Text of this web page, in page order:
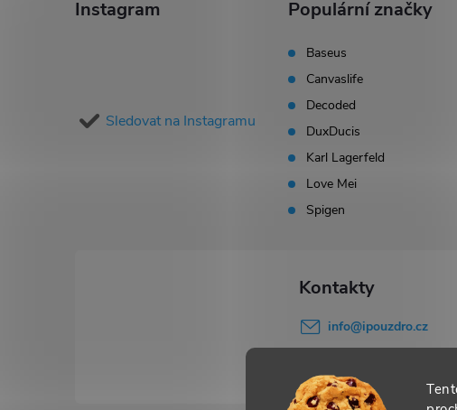
Instagram
Sledovat na Instagramu
Populární značky
Baseus
Canvaslife
Decoded
DuxDucis
Karl Lagerfeld
Love Mei
Spigen
info@ipouzdro.cz